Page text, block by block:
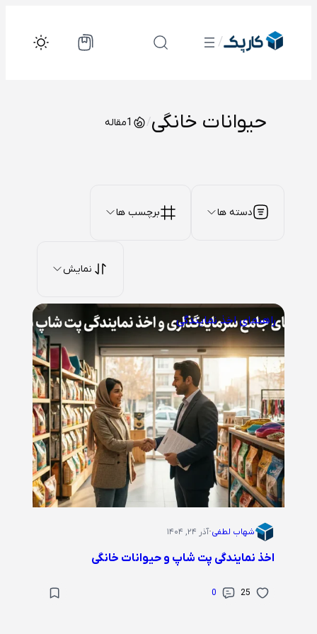
/
حیوانات خانگی/
1مقاله
دسته ها برچسب ها
نمایش
راهنمای اخذ نمایندگی
شهاب لطفی·آذر ۲۴, ۱۴۰۴
اخذ نمایندگی پت شاپ و حیوانات خانگی
25
0